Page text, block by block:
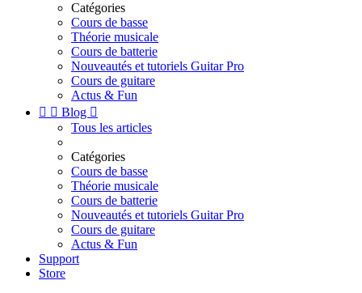
Catégories
Cours de basse
Théorie musicale
Cours de batterie
Nouveautés et tutoriels Guitar Pro
Cours de guitare
Actus & Fun
  Blog 
Tous les articles
Catégories
Cours de basse
Théorie musicale
Cours de batterie
Nouveautés et tutoriels Guitar Pro
Cours de guitare
Actus & Fun
Support
Store